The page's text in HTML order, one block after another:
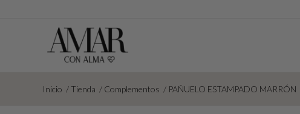
Inicio / Tienda / Complementos / PAÑUELO ESTAMPADO MARRÓN